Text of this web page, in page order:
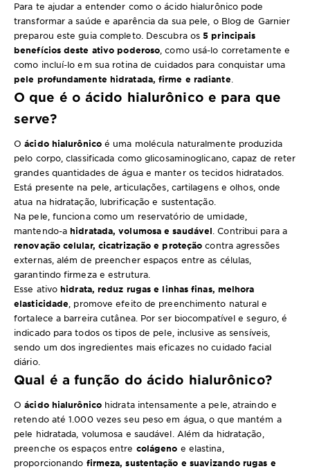
Para te ajudar a entender como o ácido hialurônico pode
transformar a saúde e aparência da sua pele, o Blog de Garnier
preparou este guia completo. Descubra os5 principais
benefícios deste ativo poderoso, como usá-lo corretamente e
como incluí-lo em sua rotina de cuidados para conquistar uma
pele profundamente hidratada, firme e radiante.
O que é o ácido hialurônico e para que
serve?
Oácido hialurônicoé uma molécula naturalmente produzida
pelo corpo, classificada como glicosaminoglicano, capaz de reter
grandes quantidades de água e manter os tecidos hidratados.
Está presente na pele, articulações, cartilagens e olhos, onde
atua na hidratação, lubrificação e sustentação.
Na pele, funciona como um reservatório de umidade,
mantendo-ahidratada, volumosa e saudável. Contribui para a
renovação celular, cicatrização e proteção contra agressões
externas, além de preencher espaços entre as células,
garantindo firmeza e estrutura.
Esse ativohidrata, reduz rugas e linhas finas, melhora
elasticidade, promove efeito de preenchimento natural e
fortalece a barreira cutânea. Por ser biocompatível e seguro, é
indicado para todos os tipos de pele, inclusive as sensíveis,
sendo um dos ingredientes mais eficazes no cuidado facial
diário.
Qual é a função do ácido hialurônico?
Oácido hialurônicohidrata intensamente a pele, atraindo e
retendo até 1.000 vezes seu peso em água, o que mantém a
pele hidratada, volumosa e saudável. Além da hidratação,
preenche os espaços entre colágeno e elastina,
proporcionando firmeza, sustentação e suavizando rugas e